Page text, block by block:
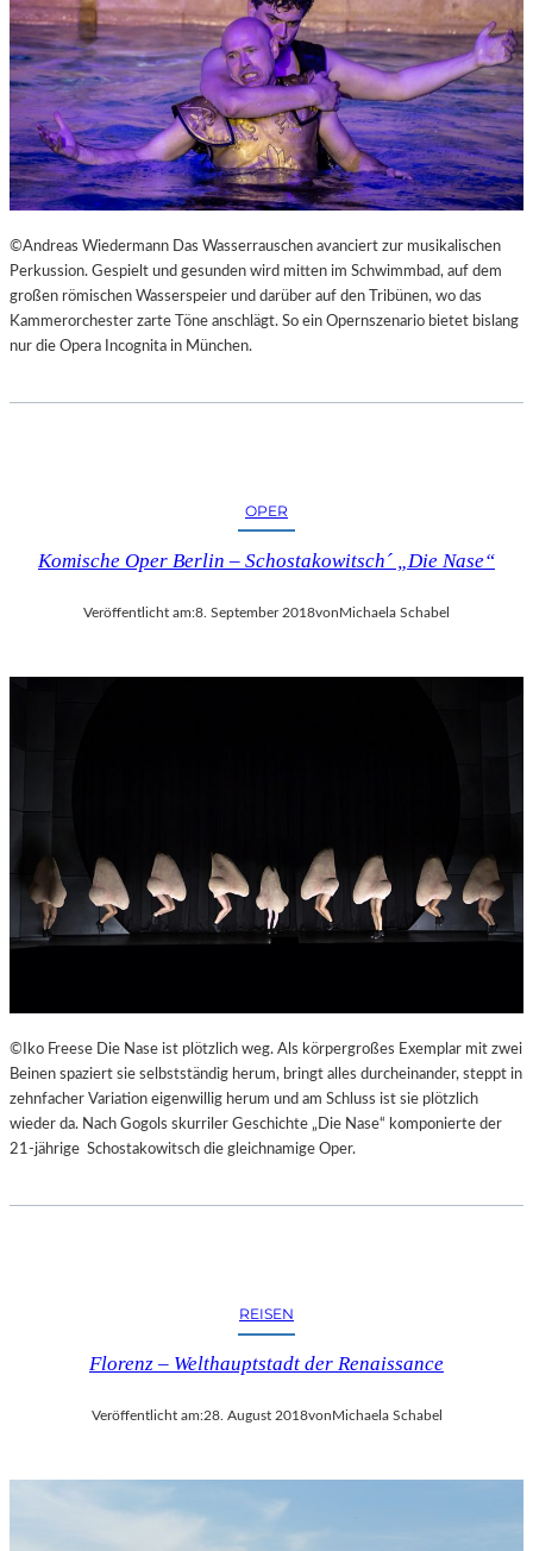
S
T
M
E
S
S
E
©Andreas Wiedermann Das Wasserrauschen avanciert zur musikalischen
Perkussion. Gespielt und gesunden wird mitten im Schwimmbad, auf dem
großen römischen Wasserspeier und darüber auf den Tribünen, wo das
Kammerorchester zarte Töne anschlägt. So ein Opernszenario bietet bislang
nur die Opera Incognita in München.
OPER
Komische Oper Berlin – Schostakowitsch´ „Die Nase“
Veröffentlicht am:8. September 2018vonMichaela Schabel
©Iko Freese Die Nase ist plötzlich weg. Als körpergroßes Exemplar mit zwei
Beinen spaziert sie selbstständig herum, bringt alles durcheinander, steppt in
zehnfacher Variation eigenwillig herum und am Schluss ist sie plötzlich
wieder da. Nach Gogols skurriler Geschichte „Die Nase“ komponierte der
21-jährige Schostakowitsch die gleichnamige Oper.
REISEN
Florenz – Welthauptstadt der Renaissance
Veröffentlicht am:28. August 2018von Michaela Schabel